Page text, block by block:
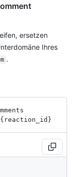
ersetzen
Ihres
.
id}